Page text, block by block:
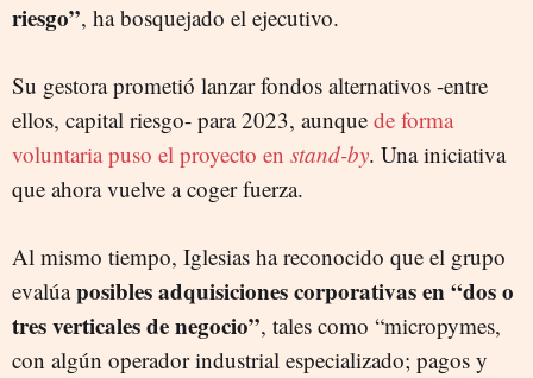
riesgo”, ha bosquejado el ejecutivo.
Su gestora prometió lanzar fondos alternativos -entre
ellos, capital riesgo- para 2023, aunque de forma
voluntaria puso el proyecto en stand-by. Una iniciativa
que ahora vuelve a coger fuerza.
Al mismo tiempo, Iglesias ha reconocido que el grupo
evalúaposibles adquisiciones corporativas en “dos o
tres verticales de negocio”, tales como “micropymes,
con algún operador industrial especializado; pagos y